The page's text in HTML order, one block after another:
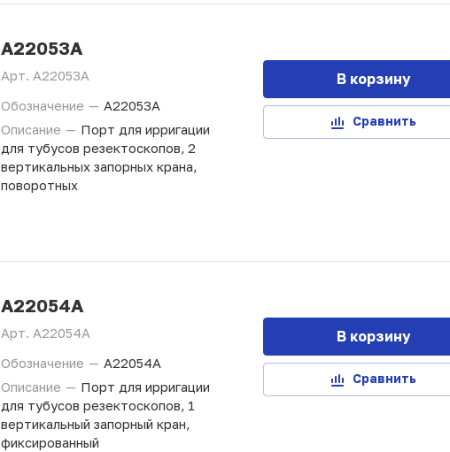
A22053A
Арт. A22053A
Обозначение — A22053A
Описание — Порт для ирригации
для тубусов резектоскопов, 2
вертикальных запорных крана,
поворотных
В корзину
Сравнить
A22054A
Арт. A22054A
Обозначение — A22054A
Описание — Порт для ирригации
для тубусов резектоскопов, 1
вертикальный запорный кран,
фиксированный
В корзину
Сравнить